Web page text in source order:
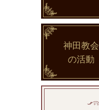
神田教会
の活動